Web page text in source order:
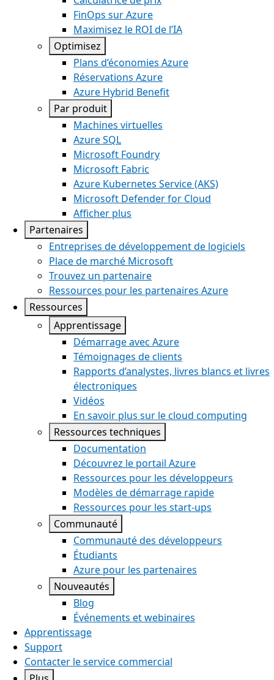
FinOps sur Azure
Maximisez le ROI de l’IA
Optimisez
Plans d’économies Azure
Réservations Azure
Azure Hybrid Benefit
Par produit
Machines virtuelles
Azure SQL
Microsoft Foundry
Microsoft Fabric
Azure Kubernetes Service (AKS)
Microsoft Defender for Cloud
Afficher plus
Partenaires
Entreprises de développement de logiciels
Place de marché Microsoft
Trouvez un partenaire
Ressources pour les partenaires Azure
Ressources
Apprentissage
Démarrage avec Azure
Témoignages de clients
Rapports d’analystes, livres blancs et livres
électroniques
Vidéos
En savoir plus sur le cloud computing
Ressources techniques
Documentation
Découvrez le portail Azure
Ressources pour les développeurs
Modèles de démarrage rapide
Ressources pour les start-ups
Communauté
Communauté des développeurs
Étudiants
Azure pour les partenaires
Nouveautés
Blog
Événements et webinaires
Apprentissage
Support
Contacter le service commercial